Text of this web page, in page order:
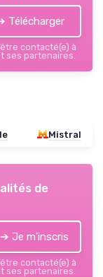
Télécharger
contacté(e) à
ses partenaires.
Mistral
de
➔ Je m'inscris
contacté(e) à
ses partenaires.